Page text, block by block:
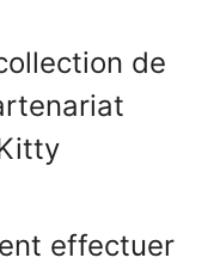
de
effectuer